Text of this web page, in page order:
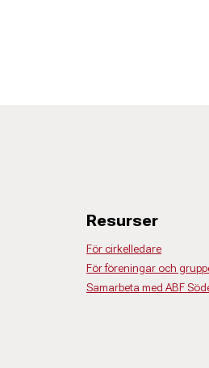
Resurser
För cirkelledare
För föreningar och
Samarbeta med ABF